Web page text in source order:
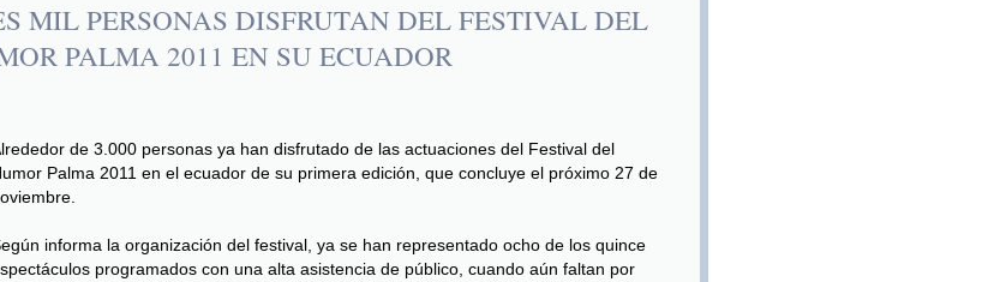
MIL PERSONAS DISFRUTAN DEL FESTIVAL DEL
PALMA 2011 EN SU ECUADOR
de 3.000 personas ya han disfrutado de las actuaciones del Festival del
Palma 2011 en el ecuador de su primera edición, que concluye el próximo 27 de
informa la organización del festival, ya se han representado ocho de los quince
programados con una alta asistencia de público, cuando aún faltan por